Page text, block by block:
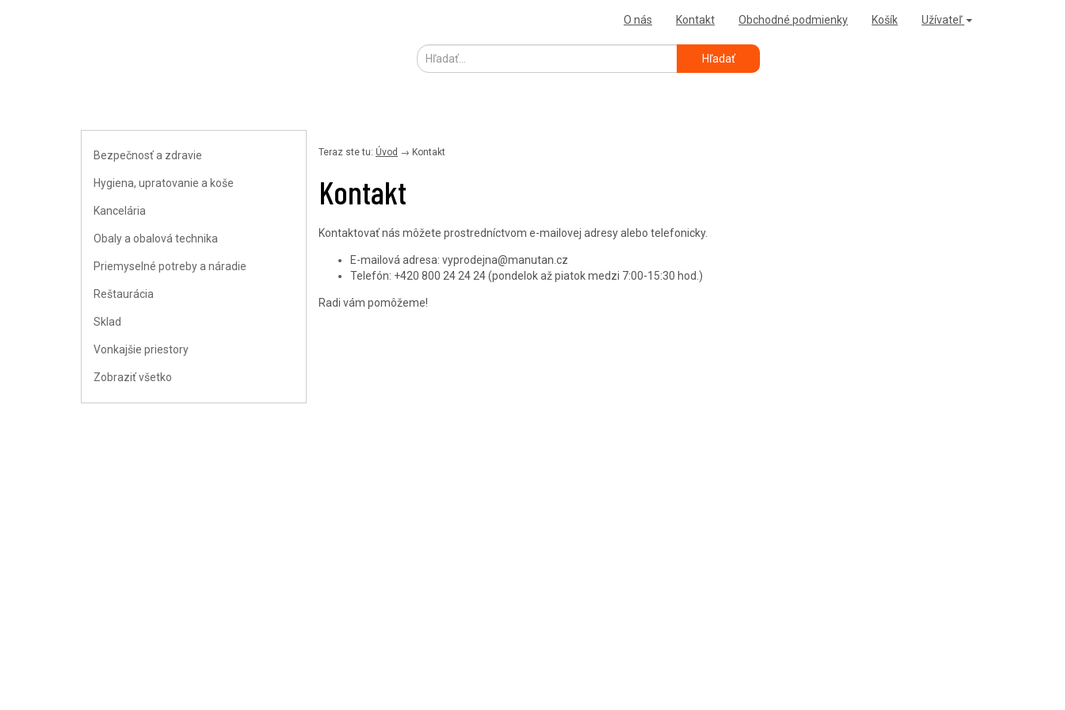
Hľadať
O nás Kontakt Obchodné podmienky Košík Užívateľ
Bezpečnosť a zdravie
Hygiena, upratovanie a koše
Kancelária
Obaly a obalová technika
Priemyselné potreby a náradie
Reštaurácia
Sklad
Vonkajšie priestory
Zobraziť všetko
Teraz ste tu: Úvod → Kontakt
Kontakt
Kontaktovať nás môžete prostredníctvom e-mailovej adresy alebo telefonicky.
E-mailová adresa: vyprodejna@manutan.cz
Telefón: +420 800 24 24 24 (pondelok až piatok medzi 7:00-15:30 hod.)
Radi vám pomôžeme!